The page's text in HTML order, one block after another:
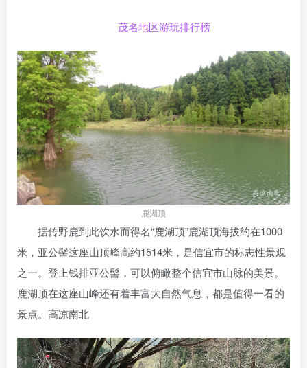
茂名地区游玩排行榜
鹿湖顶
据传野鹿到此饮水而得名“鹿湖顶”鹿湖顶海拔约在1000
米，亚公髻这座山顶峰高约1514米，是信宜市的标志性景观
之一。登上钱排亚公髻，可以俯瞰整个信宜市山脉的美景。
鹿湖顶在这座山峰还有着丰富大自然气息，都是值得一看的
景点。高凉南北